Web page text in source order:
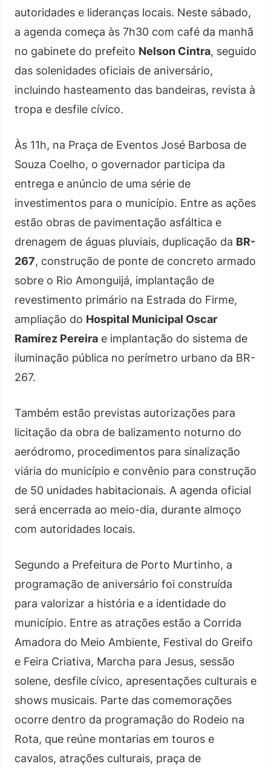
autoridades e lideranças locais. Neste sábado,
a agenda começa às 7h30 com café da manhã
no gabinete do prefeito Nelson Cintra, seguido
das solenidades oficiais de aniversário,
incluindo hasteamento das bandeiras, revista à
tropa e desfile cívico.
Às 11h, na Praça de Eventos José Barbosa de
Souza Coelho, o governador participa da
entrega e anúncio de uma série de
investimentos para o município. Entre as ações
estão obras de pavimentação asfáltica e
drenagem de águas pluviais, duplicação da BR-
267, construção de ponte de concreto armado
sobre o Rio Amonguijá, implantação de
revestimento primário na Estrada do Firme,
ampliação do Hospital Municipal Oscar
Ramírez Pereira e implantação do sistema de
iluminação pública no perímetro urbano da BR-
267.
Também estão previstas autorizações para
licitação da obra de balizamento noturno do
aeródromo, procedimentos para sinalização
viária do município e convênio para construção
de 50 unidades habitacionais. A agenda oficial
será encerrada ao meio-dia, durante almoço
com autoridades locais.
Segundo a Prefeitura de Porto Murtinho, a
programação de aniversário foi construída
para valorizar a história e a identidade do
município. Entre as atrações estão a Corrida
Amadora do Meio Ambiente, Festival do Greifo
e Feira Criativa, Marcha para Jesus, sessão
solene, desfile cívico, apresentações culturais e
shows musicais. Parte das comemorações
ocorre dentro da programação do Rodeio na
Rota, que reúne montarias em touros e
cavalos, atrações culturais, praça de